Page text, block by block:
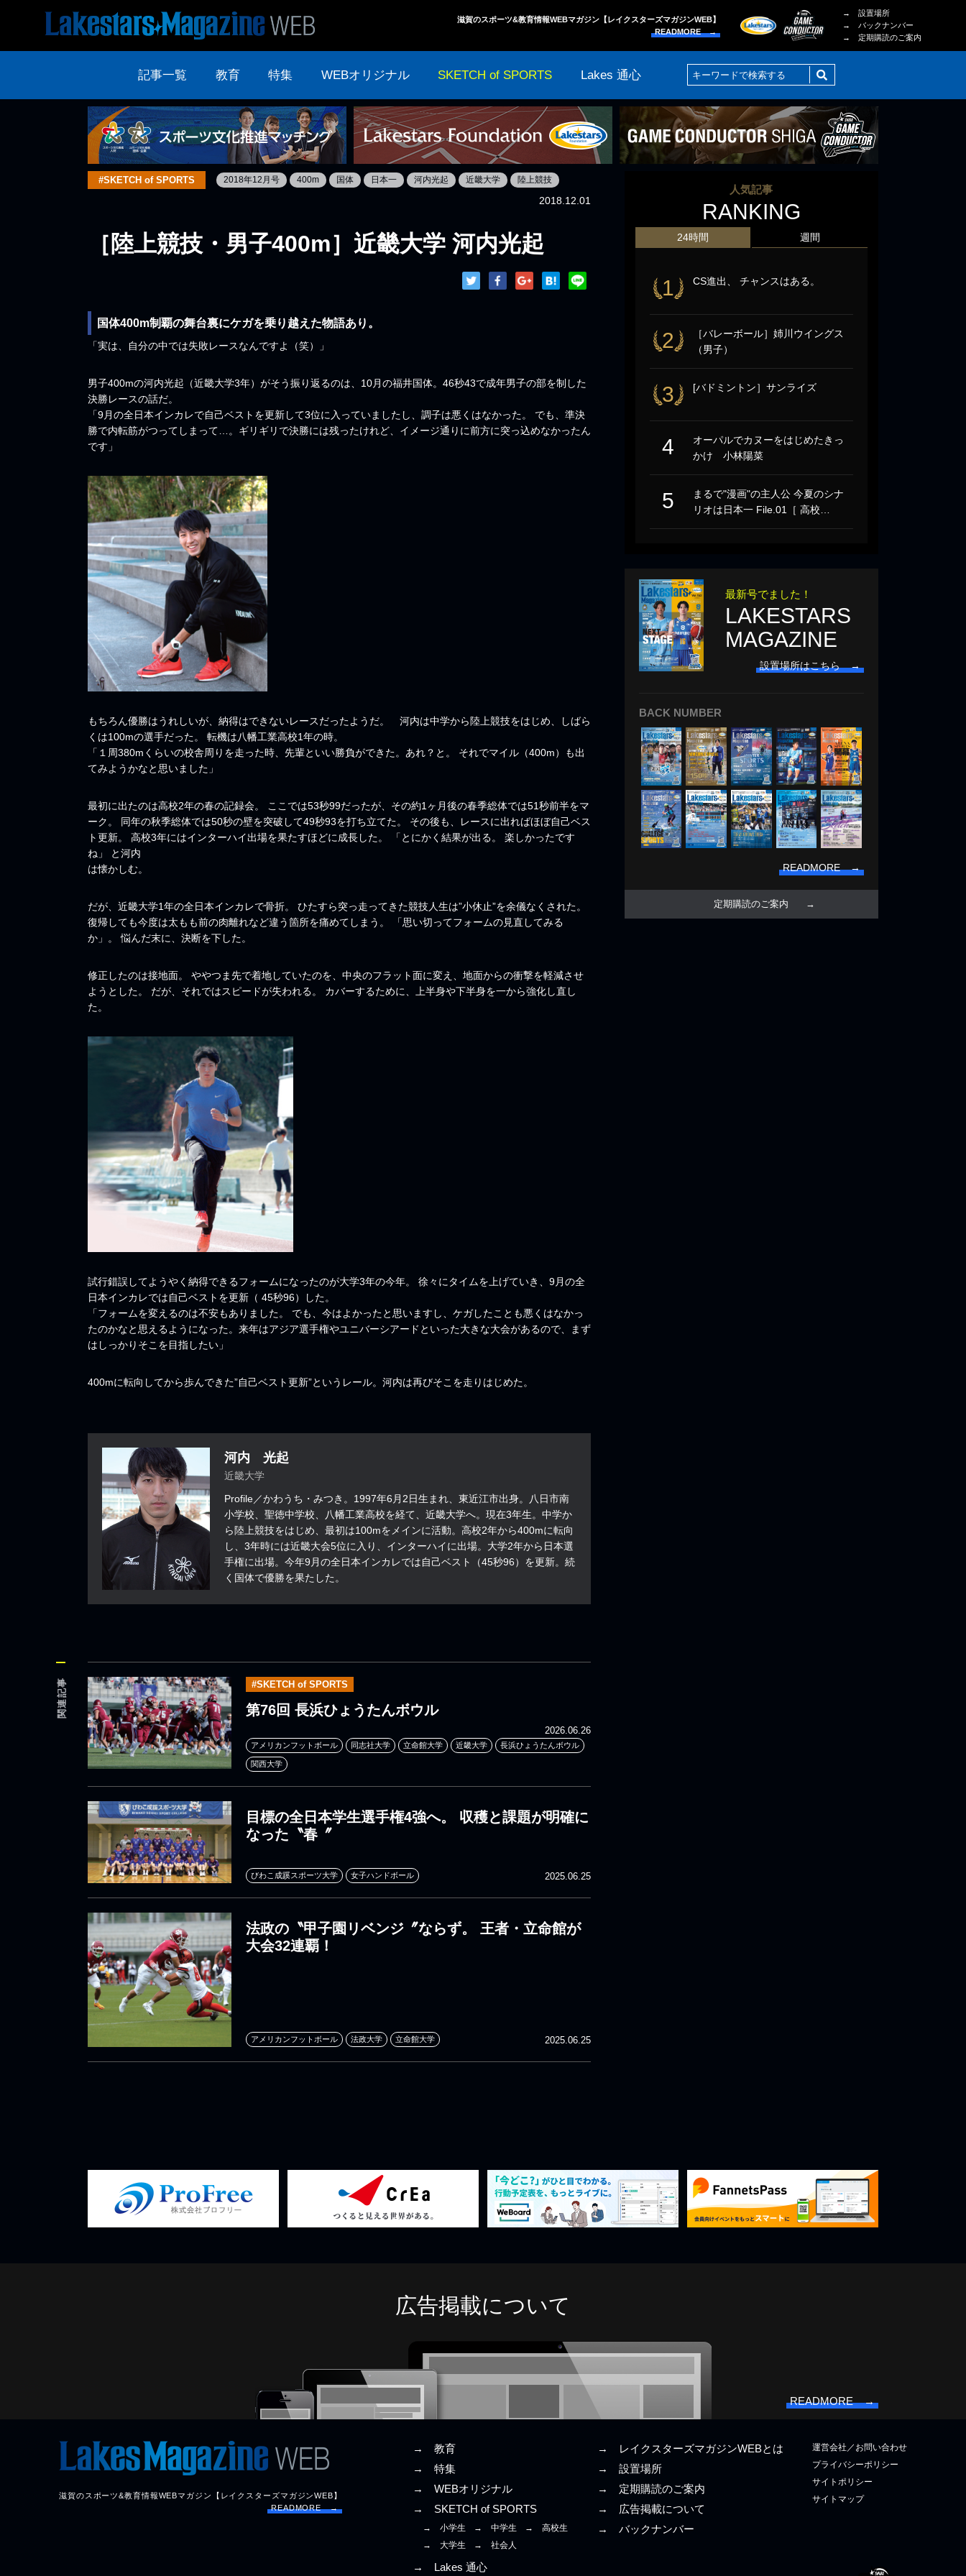
滋賀のスポーツ&教育情報WEBマガジン【レイクスターズマガジンWEB】
READMORE →
→ 設置場所
→ バックナンバー
→ 定期購読のご案内
記事一覧 教育 特集 WEBオリジナル SKETCH of SPORTS Lakes 通心
#SKETCH of SPORTS 2018年12月号 400m 国体 日本一 河内光起 近畿大学 陸上競技
2018.12.01
［陸上競技・男子400m］近畿大学 河内光起
国体400m制覇の舞台裏にケガを乗り越えた物語あり。
「実は、自分の中では失敗レースなんですよ（笑）」
男子400mの河内光起（近畿大学3年）がそう振り返るのは、10月の福井国体。46秒43で成年男子の部を制した
決勝レースの話だ。
「9月の全日本インカレで自己ベストを更新して3位に入っていましたし、調子は悪くはなかった。 でも、準決
勝で内転筋がつってしまって…。ギリギリで決勝には残ったけれど、イメージ通りに前方に突っ込めなかったん
です」
もちろん優勝はうれしいが、納得はできないレースだったようだ。 河内は中学から陸上競技をはじめ、しばら
くは100mの選手だった。 転機は八幡工業高校1年の時。
「１周380mくらいの校舎周りを走った時、先輩といい勝負ができた。あれ？と。 それでマイル（400m）も出
てみようかなと思いました」
最初に出たのは高校2年の春の記録会。 ここでは53秒99だったが、その約1ヶ月後の春季総体では51秒前半をマ
ーク。 同年の秋季総体では50秒の壁を突破して49秒93を打ち立てた。 その後も、レースに出ればほぼ自己ベス
ト更新。 高校3年にはインターハイ出場を果たすほどに成長した。 「とにかく結果が出る。 楽しかったです
ね」 と河内
は懐かしむ。
だが、近畿大学1年の全日本インカレで骨折。 ひたすら突っ走ってきた競技人生は”小休止”を余儀なくされた。
復帰しても今度は太もも前の肉離れなど違う箇所を痛めてしまう。 「思い切ってフォームの見直してみる
か」。 悩んだ末に、決断を下した。
修正したのは接地面。 ややつま先で着地していたのを、中央のフラット面に変え、地面からの衝撃を軽減させ
ようとした。 だが、それではスピードが失われる。 カバーするために、上半身や下半身を一から強化し直し
た。
試行錯誤してようやく納得できるフォームになったのが大学3年の今年。 徐々にタイムを上げていき、9月の全
日本インカレでは自己ベストを更新（ 45秒96）した。
「フォームを変えるのは不安もありました。 でも、今はよかったと思いますし、ケガしたことも悪くはなかっ
たのかなと思えるようになった。来年はアジア選手権やユニバーシアードといった大きな大会があるので、まず
はしっかりそこを目指したい」
400mに転向してから歩んできた”自己ベスト更新”というレール。河内は再びそこを走りはじめた。
河内 光起
近畿大学
Profile／かわうち・みつき。1997年6月2日生まれ、東近江市出身。八日市南
小学校、聖徳中学校、八幡工業高校を経て、近畿大学へ。現在3年生。中学か
ら陸上競技をはじめ、最初は100mをメインに活動。高校2年から400mに転向
し、3年時には近畿大会5位に入り、インターハイに出場。大学2年から日本選
手権に出場。今年9月の全日本インカレでは自己ベスト（45秒96）を更新。続
く国体で優勝を果たした。
関連記事 #SKETCH of SPORTS
第76回 長浜ひょうたんボウル
2026.06.26
アメリカンフットボール 同志社大学 立命館大学 近畿大学 長浜ひょうたんボウル
関西大学
目標の全日本学生選手権4強へ。 収穫と課題が明確に
なった〝春〞
2025.06.25
びわこ成蹊スポーツ大学 女子ハンドボール
法政の〝甲子園リベンジ〞ならず。 王者・立命館が
大会32連覇！
2025.06.25
アメリカンフットボール 法政大学 立命館大学
人気記事
RANKING
24時間
1 CS進出、 チャンスはある。
2
［バレーボール］姉川ウイングス
（男子）
3 [バドミントン］サンライズ
4
オーパルでカヌーをはじめたきっ
かけ 小林陽菜
5
まるで"漫画"の主人公 今夏のシナ
リオは日本一 File.01［ 高校…
週間
最新号でました！
LAKESTARS
MAGAZINE
設置場所はこちら →
BACK NUMBER
READMORE →
定期購読のご案内
広告掲載について
READMORE →
滋賀のスポーツ&教育情報WEBマガジン【レイクスターズマガジンWEB】
READMORE →
→ 教育
→ 特集
→ WEBオリジナル
→ SKETCH of SPORTS
→ 小学生 → 中学生
→ 高校生
→ 大学生
→ 社会人
→ Lakes 通心
→ レイクスターズマガジンWEBとは
→ 設置場所
→ 定期購読のご案内
→ 広告掲載について
→ バックナンバー
運営会社／お問い合わせ
プライバシーポリシー
サイトポリシー
サイトマップ